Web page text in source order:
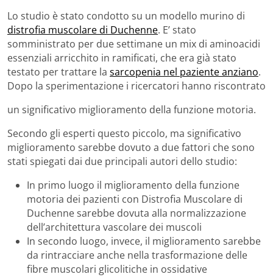
Lo studio è stato condotto su un modello murino di
distrofia muscolare di Duchenne. E’ stato
somministrato per due settimane un mix di aminoacidi
essenziali arricchito in ramificati, che era già stato
testato per trattare la sarcopenia nel paziente anziano.
Dopo la sperimentazione i ricercatori hanno riscontrato
un significativo miglioramento della funzione motoria.
Secondo gli esperti questo piccolo, ma significativo
miglioramento sarebbe dovuto a due fattori che sono
stati spiegati dai due principali autori dello studio:
In primo luogo il miglioramento della funzione
motoria dei pazienti con Distrofia Muscolare di
Duchenne sarebbe dovuta alla normalizzazione
dell’architettura vascolare dei muscoli
In secondo luogo, invece, il miglioramento sarebbe
da rintracciare anche nella trasformazione delle
fibre muscolari glicolitiche in ossidative